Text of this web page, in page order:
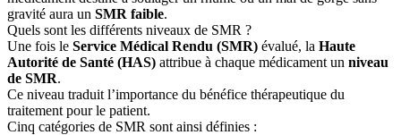
gravité aura un SMR faible.
Quels sont les différents niveaux de SMR ?
Une fois le Service Médical Rendu (SMR) évalué, la Haute
Autorité de Santé (HAS) attribue à chaque médicament un niveau
de SMR.
Ce niveau traduit l’importance du bénéfice thérapeutique du
traitement pour le patient.
Cinq catégories de SMR sont ainsi définies :